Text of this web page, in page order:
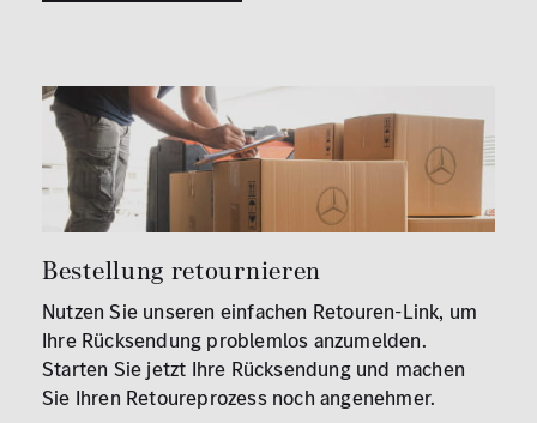
Bestellung retournieren
Nutzen Sie unseren einfachen Retouren-Link, um
Ihre Rücksendung problemlos anzumelden.
Starten Sie jetzt Ihre Rücksendung und machen
Sie Ihren Retoureprozess noch angenehmer.